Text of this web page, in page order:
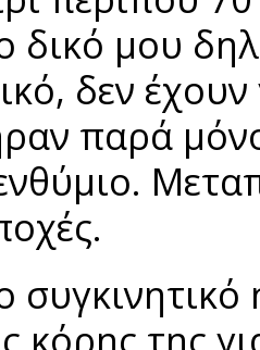
δικό μου
δεν
παρά
κόρης της